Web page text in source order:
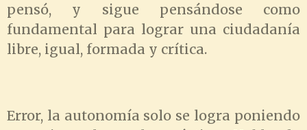
pensó, y sigue pensándose como
fundamental para lograr una ciudadanía
libre, igual, formada y crítica.
Error, la autonomía solo se logra poniendo